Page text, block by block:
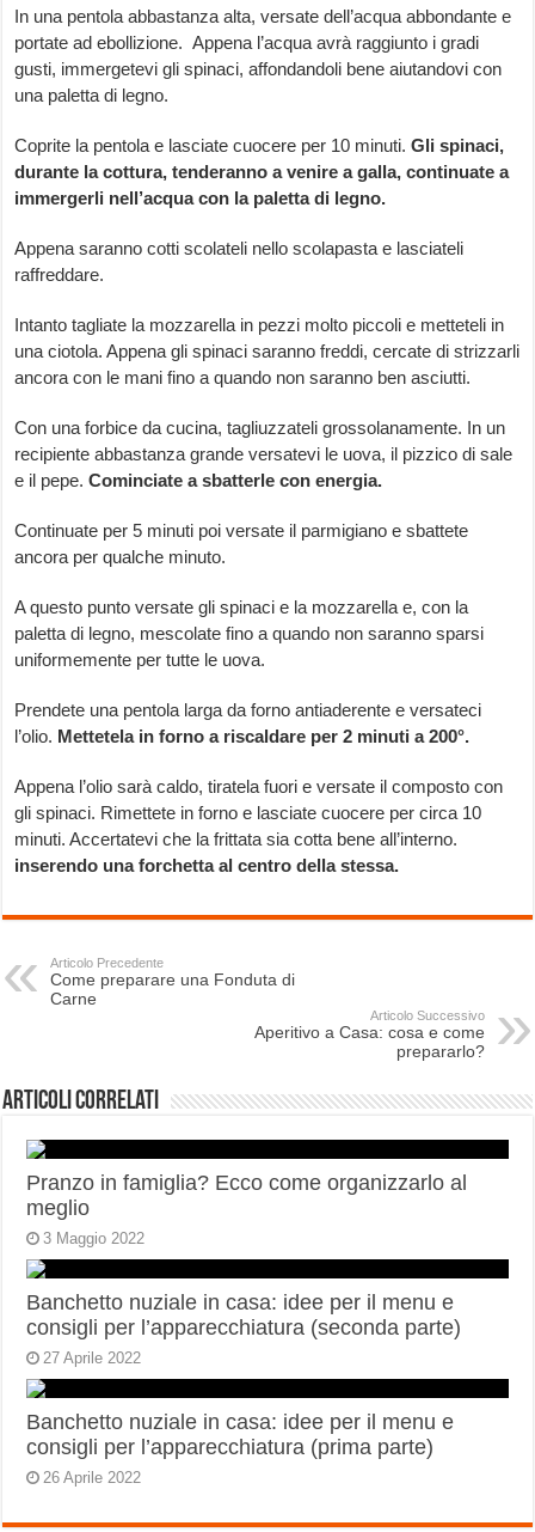
In una pentola abbastanza alta, versate dell’acqua abbondante e
portate ad ebollizione. Appena l’acqua avrà raggiunto i gradi
gusti, immergetevi gli spinaci, affondandoli bene aiutandovi con
una paletta di legno.
Coprite la pentola e lasciate cuocere per 10 minuti. Gli spinaci,
durante la cottura, tenderanno a venire a galla, continuate a
immergerli nell’acqua con la paletta di legno.
Appena saranno cotti scolateli nello scolapasta e lasciateli
raffreddare.
Intanto tagliate la mozzarella in pezzi molto piccoli e metteteli in
una ciotola. Appena gli spinaci saranno freddi, cercate di strizzarli
ancora con le mani fino a quando non saranno ben asciutti.
Con una forbice da cucina, tagliuzzateli grossolanamente. In un
recipiente abbastanza grande versatevi le uova, il pizzico di sale
e il pepe. Cominciate a sbatterle con energia.
Continuate per 5 minuti poi versate il parmigiano e sbattete
ancora per qualche minuto.
A questo punto versate gli spinaci e la mozzarella e, con la
paletta di legno, mescolate fino a quando non saranno sparsi
uniformemente per tutte le uova.
Prendete una pentola larga da forno antiaderente e versateci
l’olio. Mettetela in forno a riscaldare per 2 minuti a 200°.
Appena l’olio sarà caldo, tiratela fuori e versate il composto con
gli spinaci. Rimettete in forno e lasciate cuocere per circa 10
minuti. Accertatevi che la frittata sia cotta bene all’interno.
inserendo una forchetta al centro della stessa.
Articolo Precedente
Come preparare una Fonduta di
Carne
Articolo Successivo
Aperitivo a Casa: cosa e come
prepararlo?
Articoli correlati
Pranzo in famiglia? Ecco come organizzarlo al
meglio
3 Maggio 2022
Banchetto nuziale in casa: idee per il menu e
consigli per l’apparecchiatura (seconda parte)
27 Aprile 2022
Banchetto nuziale in casa: idee per il menu e
consigli per l’apparecchiatura (prima parte)
26 Aprile 2022